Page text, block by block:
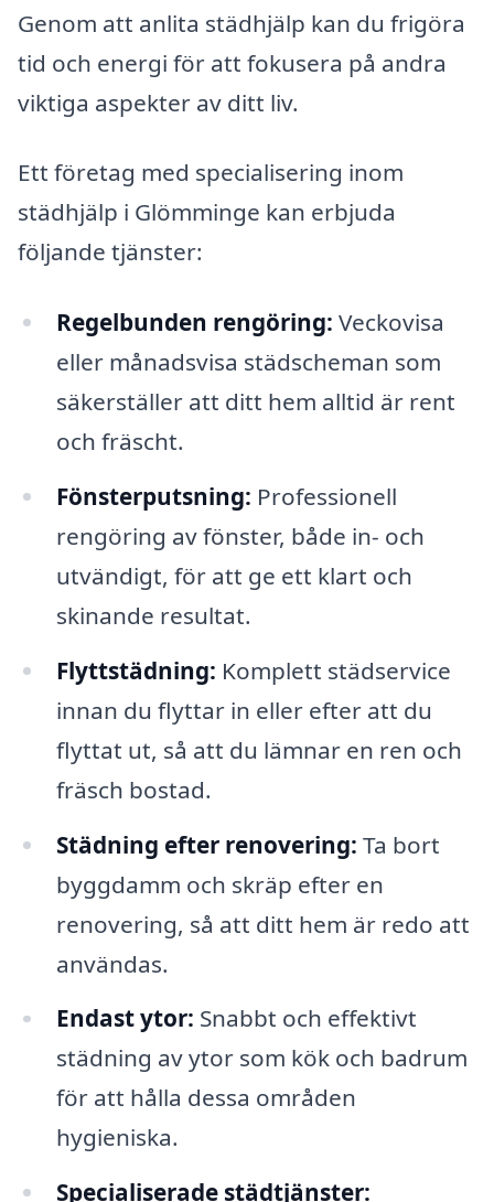
Genom att anlita städhjälp kan du frigöra
tid och energi för att fokusera på andra
viktiga aspekter av ditt liv.
Ett företag med specialisering inom
städhjälp i Glömminge kan erbjuda
följande tjänster:
Regelbunden rengöring: Veckovisa
eller månadsvisa städscheman som
säkerställer att ditt hem alltid är rent
och fräscht.
Fönsterputsning: Professionell
rengöring av fönster, både in- och
utvändigt, för att ge ett klart och
skinande resultat.
Flyttstädning: Komplett städservice
innan du flyttar in eller efter att du
flyttat ut, så att du lämnar en ren och
fräsch bostad.
Städning efter renovering: Ta bort
byggdamm och skräp efter en
renovering, så att ditt hem är redo att
användas.
Endast ytor: Snabbt och effektivt
städning av ytor som kök och badrum
för att hålla dessa områden
hygieniska.
Specialiserade städtjänster: